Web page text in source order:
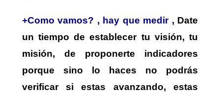
+Como vamos? , hay que medir , Date
un tiempo de establecer tu visión, tu
misión, de proponerte indicadores
porque sino lo haces no podrás
verificar si estas avanzando, estas